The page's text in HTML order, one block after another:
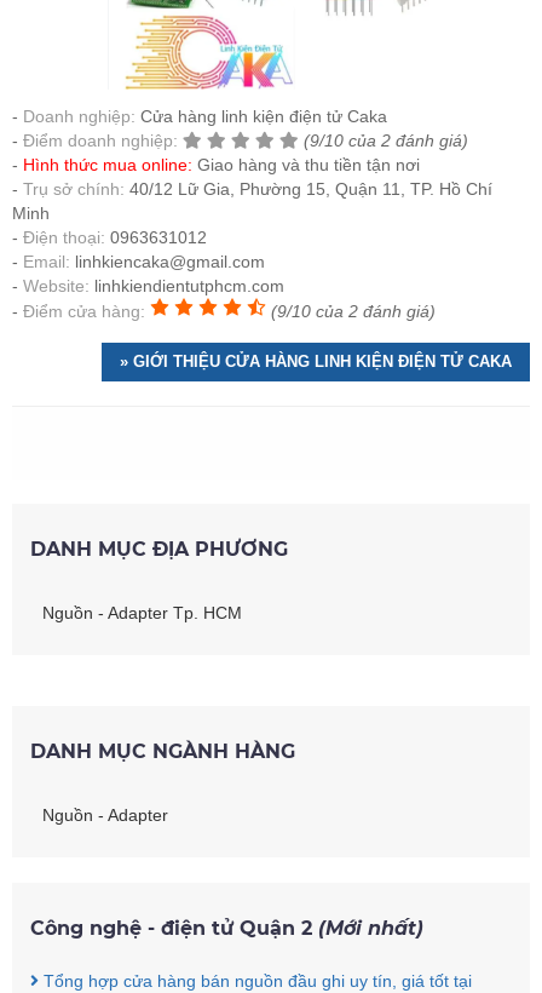
Doanh nghiệp: Cửa hàng linh kiện điện tử Caka
Điểm doanh nghiệp:
(9/10 của 2 đánh giá)
Hình thức mua online: Giao hàng và thu tiền tận nơi
Trụ sở chính: 40/12 Lữ Gia, Phường 15, Quận 11, TP. Hồ Chí
Minh
Điện thoại: 0963631012
Email: linhkiencaka@gmail.com
Website: linhkiendientutphcm.com
Điểm cửa hàng:
(9/10 của 2 đánh giá)
» GIỚI THIỆU CỬA HÀNG LINH KIỆN ĐIỆN TỬ CAKA
DANH MỤC ĐỊA PHƯƠNG
Nguồn - Adapter Tp. HCM
DANH MỤC NGÀNH HÀNG
Nguồn - Adapter
Công nghệ - điện tử Quận 2 (Mới nhất)
Tổng hợp cửa hàng bán nguồn đầu ghi uy tín, giá tốt tại